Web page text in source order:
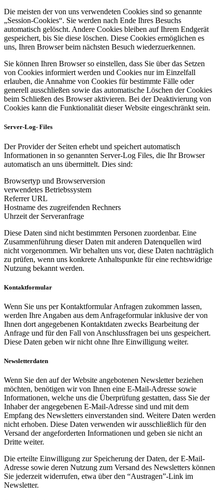
Die meisten der von uns verwendeten Cookies sind so genannte
„Session-Cookies“. Sie werden nach Ende Ihres Besuchs
automatisch gelöscht. Andere Cookies bleiben auf Ihrem Endgerät
gespeichert, bis Sie diese löschen. Diese Cookies ermöglichen es
uns, Ihren Browser beim nächsten Besuch wiederzuerkennen.
Sie können Ihren Browser so einstellen, dass Sie über das Setzen
von Cookies informiert werden und Cookies nur im Einzelfall
erlauben, die Annahme von Cookies für bestimmte Fälle oder
generell ausschließen sowie das automatische Löschen der Cookies
beim Schließen des Browser aktivieren. Bei der Deaktivierung von
Cookies kann die Funktionalität dieser Website eingeschränkt sein.
Server-Log- Files
Der Provider der Seiten erhebt und speichert automatisch
Informationen in so genannten Server-Log Files, die Ihr Browser
automatisch an uns übermittelt. Dies sind:
Browsertyp und Browserversion
verwendetes Betriebssystem
Referrer URL
Hostname des zugreifenden Rechners
Uhrzeit der Serveranfrage
Diese Daten sind nicht bestimmten Personen zuordenbar. Eine
Zusammenführung dieser Daten mit anderen Datenquellen wird
nicht vorgenommen. Wir behalten uns vor, diese Daten nachträglich
zu prüfen, wenn uns konkrete Anhaltspunkte für eine rechtswidrige
Nutzung bekannt werden.
Kontaktformular
Wenn Sie uns per Kontaktformular Anfragen zukommen lassen,
werden Ihre Angaben aus dem Anfrageformular inklusive der von
Ihnen dort angegebenen Kontaktdaten zwecks Bearbeitung der
Anfrage und für den Fall von Anschlussfragen bei uns gespeichert.
Diese Daten geben wir nicht ohne Ihre Einwilligung weiter.
Newsletterdaten
Wenn Sie den auf der Website angebotenen Newsletter beziehen
möchten, benötigen wir von Ihnen eine E-Mail-Adresse sowie
Informationen, welche uns die Überprüfung gestatten, dass Sie der
Inhaber der angegebenen E-Mail-Adresse sind und mit dem
Empfang des Newsletters einverstanden sind. Weitere Daten werden
nicht erhoben. Diese Daten verwenden wir ausschließlich für den
Versand der angeforderten Informationen und geben sie nicht an
Dritte weiter.
Die erteilte Einwilligung zur Speicherung der Daten, der E-Mail-
Adresse sowie deren Nutzung zum Versand des Newsletters können
Sie jederzeit widerrufen, etwa über den “Austragen”-Link im
Newsletter.